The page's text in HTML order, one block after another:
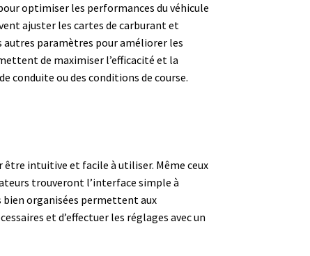
optimiser les performances du véhicule
ajuster les cartes de carburant et
autres paramètres pour améliorer les
de maximiser l’efficacité et la
conduite ou des conditions de course.
être intuitive et facile à utiliser. Même ceux
trouveront l’interface simple à
bien organisées permettent aux
et d’effectuer les réglages avec un